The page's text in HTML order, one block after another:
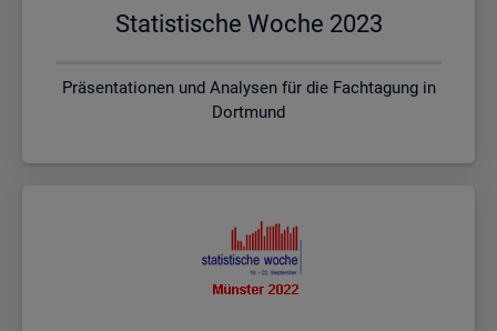
Sta­tis­ti­sche Woche 2023
Präsentationen und Analysen für die Fachtagung in
Dortmund